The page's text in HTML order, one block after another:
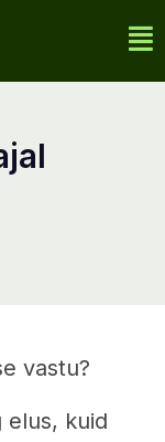
vastu?
elus, kuid